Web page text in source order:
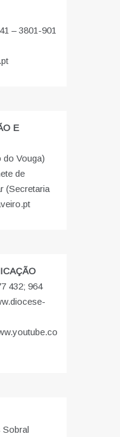
– 3801-901
E
do Vouga)
de
(Secretaria
432; 964
Sobral